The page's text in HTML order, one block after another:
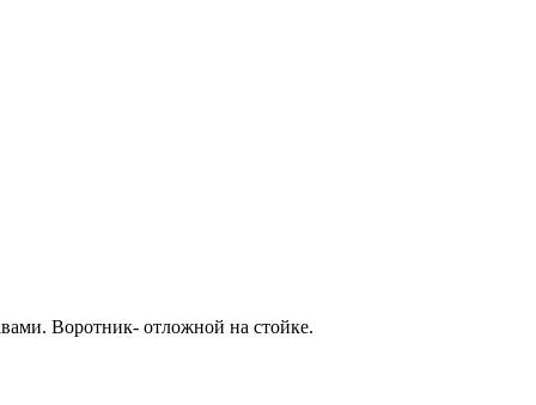
Воротник- отложной на стойке.